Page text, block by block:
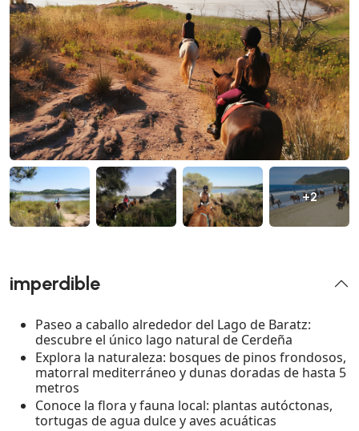
+2
imperdible
Paseo a caballo alrededor del Lago de Baratz:
descubre el único lago natural de Cerdeña
Explora la naturaleza: bosques de pinos frondosos,
matorral mediterráneo y dunas doradas de hasta 5
metros
Conoce la flora y fauna local: plantas autóctonas,
tortugas de agua dulce y aves acuáticas